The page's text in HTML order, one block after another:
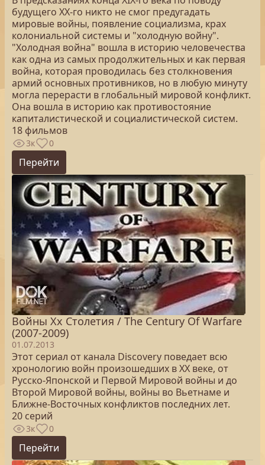
будущего XX-го никто не смог предугадать
мировые войны, появление социализма, крах
колониальной системы и "холодную войну".
"Холодная война" вошла в историю человечества
как одна из самых продолжительных и как первая
война, которая проводилась без столкновения
армий основных противников, но в любую минуту
могла перерасти в глобальный мировой конфликт.
Она вошла в историю как противостояние
капиталистической и социалистической систем.
18 фильмов
3к 0
Перейти
Войны Xx Столетия / The Century Of Warfare
(2007-2009)
01.07.2013
Этот сериал от канала Discovery поведает всю
хронологию войн произошедших в XX веке, от
Русско-Японской и Первой Мировой войны и до
Второй Мировой войны, войны во Вьетнаме и
Ближне-Восточных конфликтов последних лет.
20 серий
3к 0
Перейти